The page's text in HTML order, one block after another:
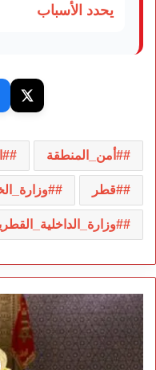
يحدد الأسباب
#أمن_المنطقة
#قطر
أمير
المؤمنين
يترحم
على